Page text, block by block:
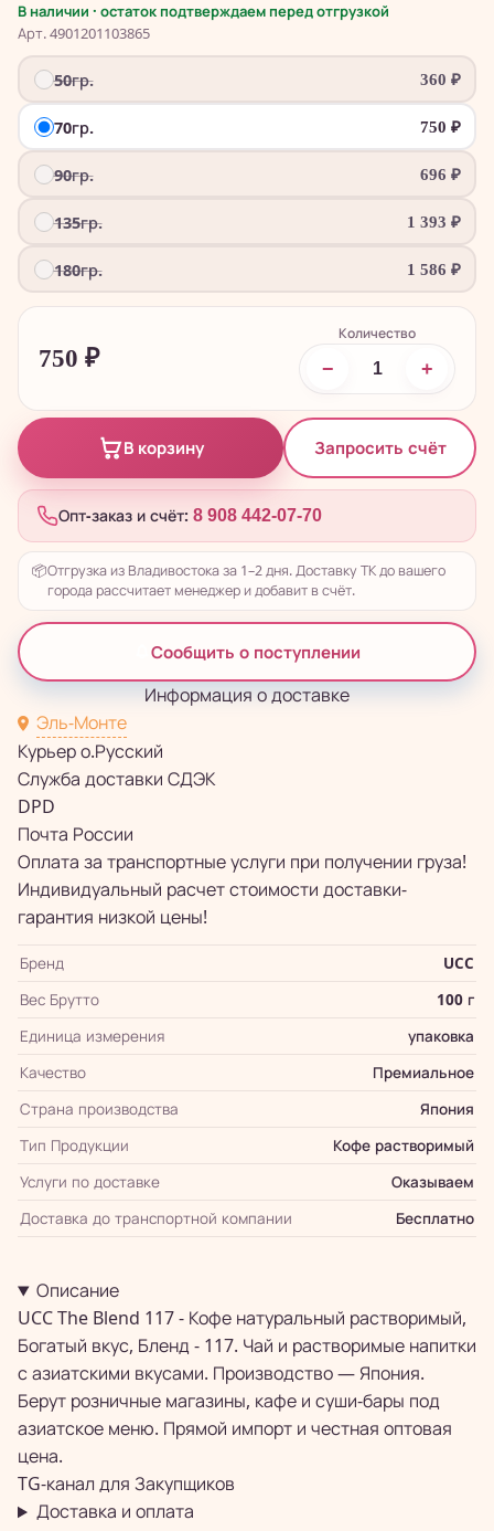
В наличии · остаток подтверждаем перед отгрузкой
Арт. 4901201103865
50гр. 360 ₽
70гр. 750 ₽
90гр. 696 ₽
135гр. 1 393 ₽
180гр. 1 586 ₽
750 ₽
Количество
− +
В корзину Запросить счёт
Опт-заказ и счёт: 8 908 442-07-70
📦Отгрузка из Владивостока за 1–2 дня. Доставку ТК до вашего
города рассчитает менеджер и добавит в счёт.
Сообщить о поступлении
Информация о доставке
Эль-Монте
Курьер о.Русский
Служба доставки СДЭК
DPD
Почта России
Оплата за транспортные услуги при получении груза!
Индивидуальный расчет стоимости доставки-
гарантия низкой цены!
Бренд
UCC
Вес Брутто
100 г
Единица измерения
упаковка
Качество
Премиальное
Страна производства
Япония
Тип Продукции
Кофе растворимый
Услуги по доставке
Оказываем
Доставка до транспортной компании
Бесплатно
Описание
UCC The Blend 117 - Кофе натуральный растворимый,
Богатый вкус, Бленд - 117. Чай и растворимые напитки
с азиатскими вкусами. Производство — Япония.
Берут розничные магазины, кафе и суши-бары под
азиатское меню. Прямой импорт и честная оптовая
цена.
TG-канал для Закупщиков
Доставка и оплата